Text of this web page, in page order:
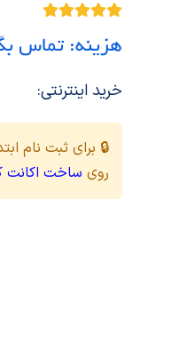
هزینه: تماس
خرید اینترنتی:
🔒 برای ثبت نام
روی ساخت اکانت